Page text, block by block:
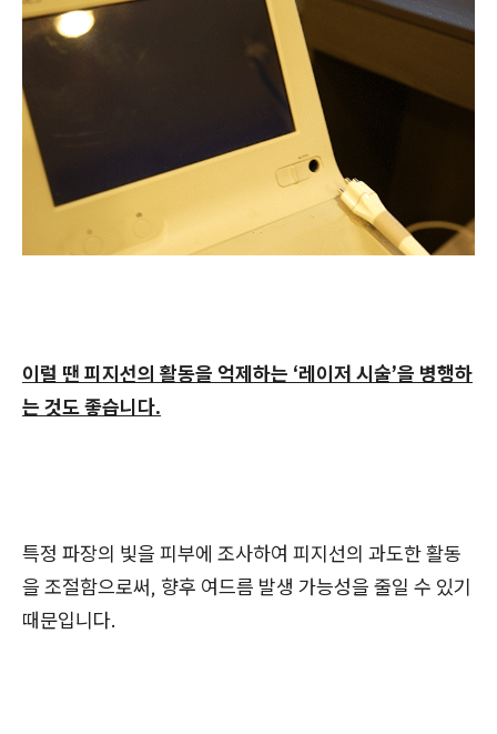
이럴 땐 피지선의 활동을 억제하는 ‘레이저 시술’을 병행하
는 것도 좋습니다.
특정 파장의 빛을 피부에 조사하여 피지선의 과도한 활동
을 조절함으로써, 향후 여드름 발생 가능성을 줄일 수 있기
때문입니다.